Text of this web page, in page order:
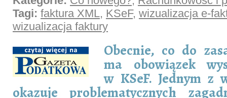
Tagi: faktura XML, KSeF, wizualizacja e-
wizualizacja faktury
Obecnie, co do
ma obowiązek
w KSeF. Jednym z
okazuje problematycznych